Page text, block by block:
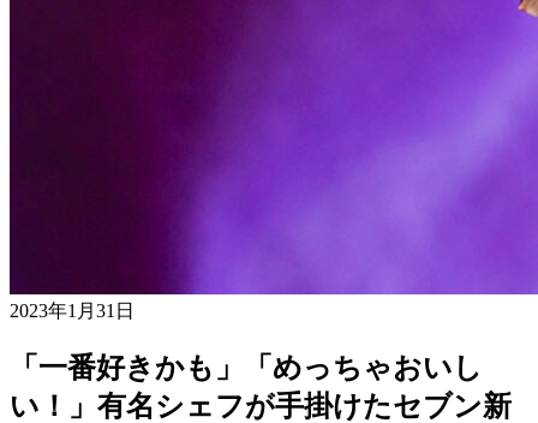
2023年1月31日
「一番好きかも」「めっちゃおいし
い！」有名シェフが手掛けたセブン新